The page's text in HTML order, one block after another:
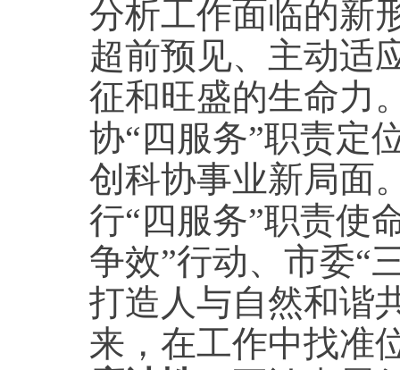
分析工作面临的新
超前预见、主动适
征和旺盛的生命力
协“四服务”职责定
创科协事业新局面
行“四服务”职责使
争效”行动、市委“
打造人与自然和谐
来，在工作中找准